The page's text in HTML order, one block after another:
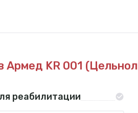
Армед KR 001
реабилитации